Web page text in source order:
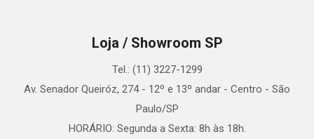
Loja / Showroom SP
Tel.: (11) 3227-1299
Av. Senador Queiróz, 274 - 12º e 13º andar - Centro - São
Paulo/SP
HORÁRIO: Segunda a Sexta: 8h às 18h.